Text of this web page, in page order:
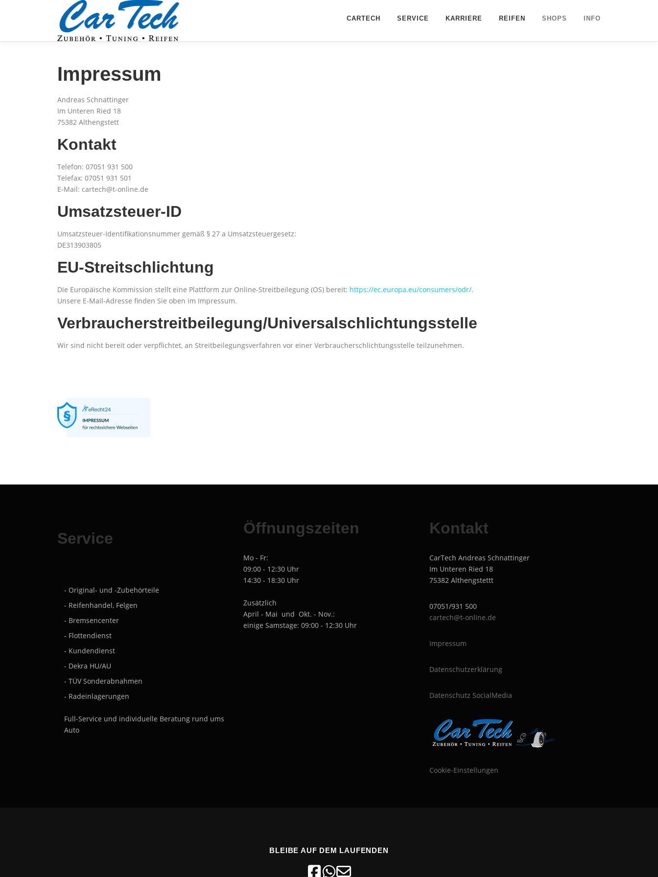
CARTECH SERVICE KARRIERE REIFEN SHOPS INFO
Impressum
Andreas Schnattinger
Im Unteren Ried 18
75382 Althengstett
Kontakt
Telefon: 07051 931 500
Telefax: 07051 931 501
E-Mail: cartech@t-online.de
Umsatzsteuer-ID
Umsatzsteuer-Identifikationsnummer gemäß § 27 a Umsatzsteuergesetz:
DE313903805
EU-Streitschlichtung
Die Europäische Kommission stellt eine Plattform zur Online-Streitbeilegung (OS) bereit: https://ec.europa.eu/consumers/odr/.
Unsere E-Mail-Adresse finden Sie oben im Impressum.
Verbraucher­streit­beilegung/Universal­schlichtungs­stelle
Wir sind nicht bereit oder verpflichtet, an Streitbeilegungsverfahren vor einer Verbraucherschlichtungsstelle teilzunehmen.
Service
- Original- und -Zubehörteile
- Reifenhandel, Felgen
- Bremsencenter
- Flottendienst
- Kundendienst
- Dekra HU/AU
- TÜV Sonderabnahmen
- Radeinlagerungen
Full-Service und individuelle Beratung rund ums
Auto
Öffnungszeiten
Mo - Fr:
09:00 - 12:30 Uhr
14:30 - 18:30 Uhr
Zusätzlich
April - Mai und Okt. - Nov.:
einige Samstage: 09:00 - 12:30 Uhr
Kontakt
CarTech Andreas Schnattinger
Im Unteren Ried 18
75382 Althengstettt
07051/931 500
cartech@t-online.de
Impressum
Datenschutzerklärung
Datenschutz SocialMedia
Cookie-Einstellungen
BLEIBE AUF DEM LAUFENDEN